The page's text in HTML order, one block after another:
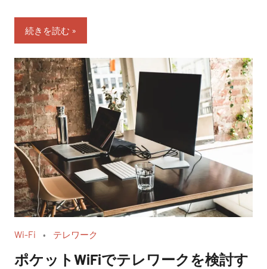
続きを読む
Wi-Fi テレワーク
ポケットWiFiでテレワークを検討す